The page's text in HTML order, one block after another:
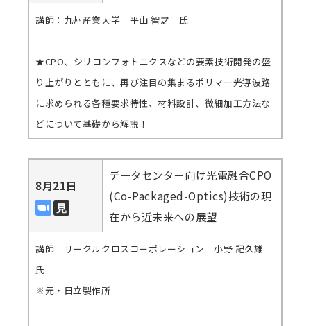
講師：九州産業大学 平山 智之 氏
★CPO、シリコンフォトニクスなどの要素技術開発の盛
り上がりとともに、再び注目の集まるポリマー光導波路
に求められる各種要求特性、材料設計、微細加工方法な
どについて基礎から解説！
8月21日
データセンター向け光電融合CPO
(Co-Packaged-Optics)技術の現
在から近未来への展望
講師 サークルクロスコーポレーション 小野 記久雄
氏
※元・日立製作所